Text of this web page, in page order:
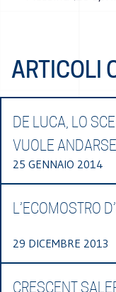
ARTICOLI
DE LUCA, LO
VUOLE
25 GENNAIO 2014
L’ECOMOSTRO
29 DICEMBRE 2013
CRESCENT